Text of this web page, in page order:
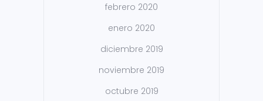
febrero 2020
enero 2020
diciembre 2019
noviembre 2019
octubre 2019